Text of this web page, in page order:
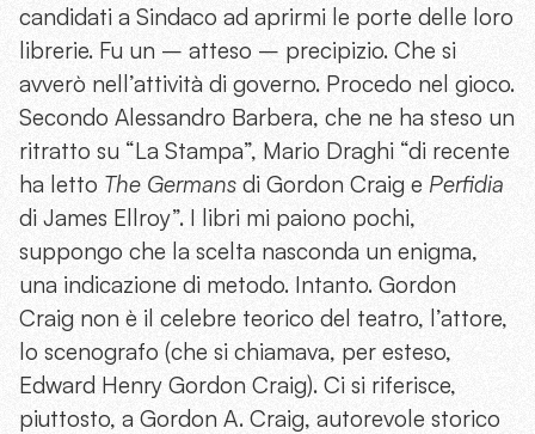
candidati a Sindaco ad aprirmi le porte delle loro
librerie. Fu un – atteso – precipizio. Che si
avverò nell’attività di governo. Procedo nel gioco.
Secondo Alessandro Barbera, che ne ha steso un
ritratto su “La Stampa”, Mario Draghi “di recente
ha letto The Germans di Gordon Craig e Perfidia
di James Ellroy”. I libri mi paiono pochi,
suppongo che la scelta nasconda un enigma,
una indicazione di metodo. Intanto. Gordon
Craig non è il celebre teorico del teatro, l’attore,
lo scenografo (che si chiamava, per esteso,
Edward Henry Gordon Craig). Ci si riferisce,
piuttosto, a Gordon A. Craig, autorevole storico